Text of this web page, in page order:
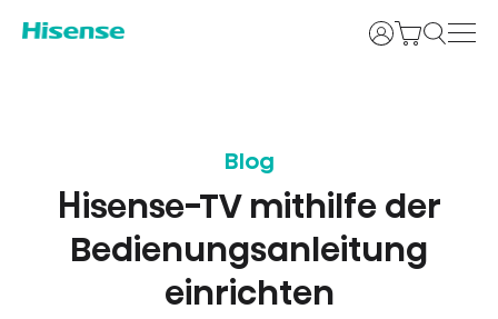
Anmelden
Blog
Hisense-TV mithilfe der
Bedienungsanleitung
einrichten